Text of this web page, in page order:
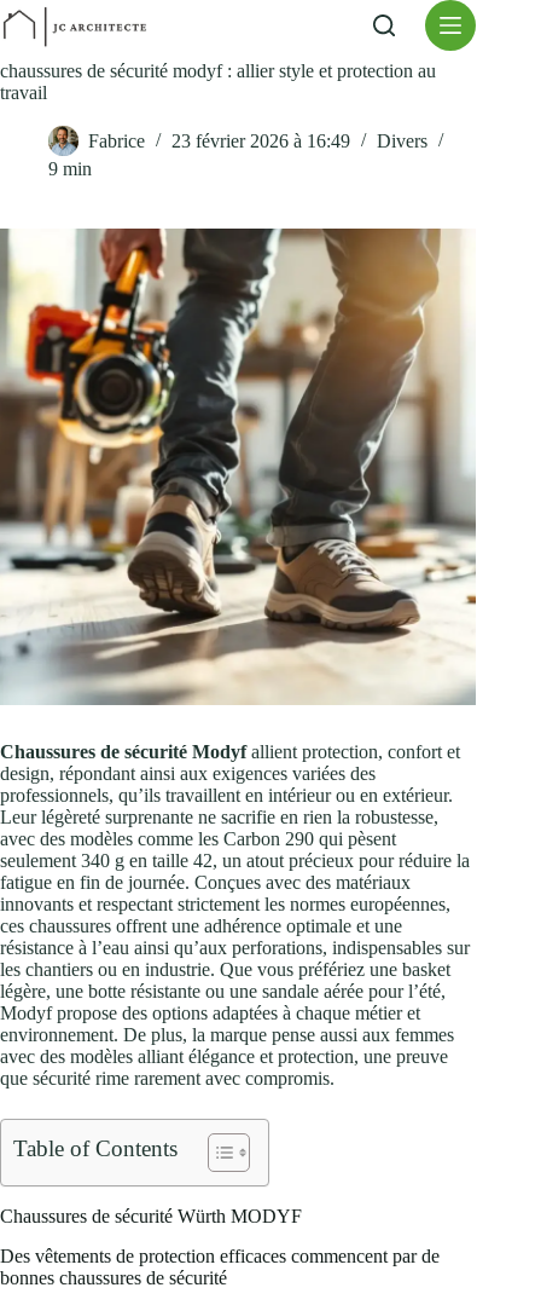
Passer
contenu
chaussures de sécurité modyf : allier style et protection au
travail
Fabrice 23 février 2026 à 16:49
Divers
9 min
Chaussures de sécurité Modyfallient protection, confort et
design, répondant ainsi aux exigences variées des
professionnels, qu’ils travaillent en intérieur ou en extérieur.
Leur légèreté surprenante ne sacrifie en rien la robustesse,
avec des modèles comme les Carbon 290 qui pèsent
seulement 340 g en taille 42, un atout précieux pour réduire la
fatigue en fin de journée. Conçues avec des matériaux
innovants et respectant strictement les normes européennes,
ces chaussures offrent une adhérence optimale et une
résistance à l’eau ainsi qu’aux perforations, indispensables sur
les chantiers ou en industrie. Que vous préfériez une basket
légère, une botte résistante ou une sandale aérée pour l’été,
Modyf propose des options adaptées à chaque métier et
environnement. De plus, la marque pense aussi aux femmes
avec des modèles alliant élégance et protection, une preuve
que sécurité rime rarement avec compromis.
Table of Contents
Chaussures de sécurité Würth MODYF
Des vêtements de protection efficaces commencent par de
bonnes chaussures de sécurité